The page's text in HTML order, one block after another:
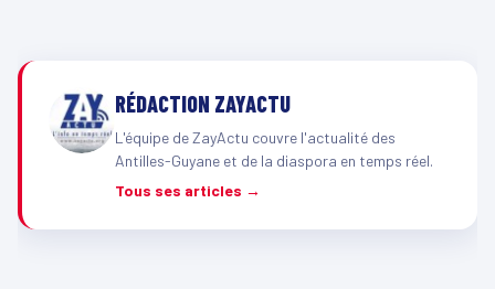
RÉDACTION ZAYACTU
L'équipe de ZayActu couvre l'actualité des
Antilles-Guyane et de la diaspora en temps réel.
Tous ses articles →